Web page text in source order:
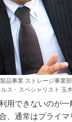
品事業 ストレージ事業
ス・スペシャリスト 玉
用できないのが
、通常はプライ